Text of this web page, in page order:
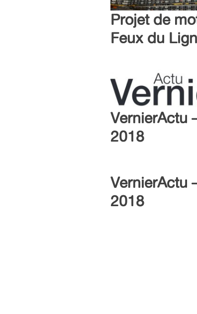
Projet de
Feux du
VernierActu
2018
VernierActu
2018